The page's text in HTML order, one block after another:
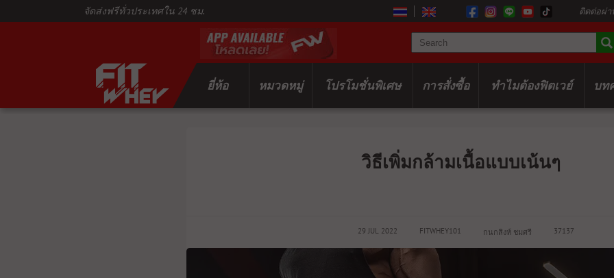
จัดส่งฟรีทั่วประเทศใน 24 ชม. ติดต่อผ่า
ยี่ห้อ หมวดหมู่ โปรโมชั่นพิเศษ การสั่งซื้อ ทำไมต้องฟิตเวย์ บท
วิธีเพิ่มกล้ามเนื้อแบบเน้นๆ
29 JUL 2022 FITWHEY101 กนกสิงห์ ชมศรี 37137